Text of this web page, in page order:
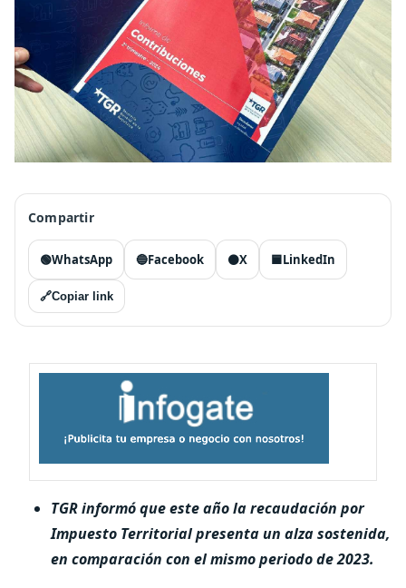
Compartir
🟢WhatsApp 🔵Facebook ⚫X 🟦LinkedIn
🔗Copiar link
TGR informó que este año la recaudación por
Impuesto Territorial presenta un alza sostenida,
en comparación con el mismo periodo de 2023.